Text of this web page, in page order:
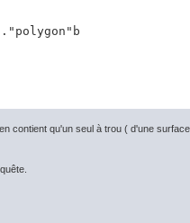
contient qu'un seul à trou ( d'une